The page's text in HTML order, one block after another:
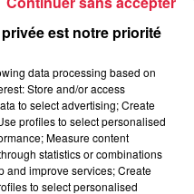
: rencontre
rouges
est notre priorité
data processing based on
Store and/or access
to select advertising; Create
profiles to select personalised
Measure content
statistics or combinations
and improve services; Create
to select personalised